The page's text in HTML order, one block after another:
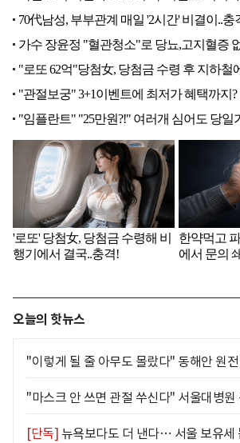
오늘의 핫뉴스
"이렇게 될 줄 아무도 몰랐다" 동해안 원전
"마스크 안 쓰면 관절 쑤신다" 서울대병원
[단독] 뉴욕보다도 더 낸다… 서울 보유세